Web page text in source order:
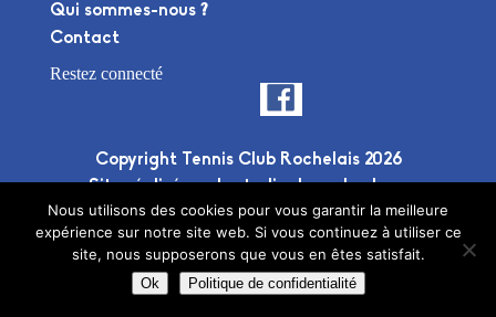
Qui sommes-nous ?
Contact
Restez connecté
Copyright Tennis Club Rochelais 2026
Site réalisé par lestudio deuxplusdeux
Nous utilisons des cookies pour vous garantir la meilleure
expérience sur notre site web. Si vous continuez à utiliser ce
site, nous supposerons que vous en êtes satisfait.
Ok Politique de confidentialité